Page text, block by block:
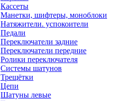
Кассеты
Манетки, шифтеры, моноблоки
Натяжители. успокоители
Педали
Переключатели задние
Переключатели передние
Ролики переключателя
Системы шатунов
Трещётки
Цепи
Шатуны левые